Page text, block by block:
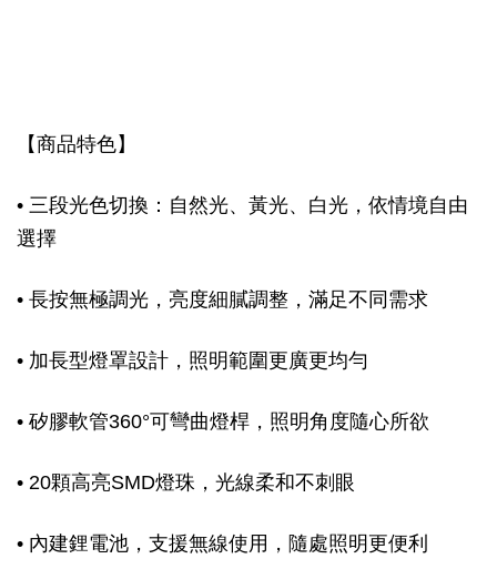
【商品特色】
• 三段光色切換：自然光、黃光、白光，依情境自由
選擇
• 長按無極調光，亮度細膩調整，滿足不同需求
• 加長型燈罩設計，照明範圍更廣更均勻
• 矽膠軟管360°可彎曲燈桿，照明角度隨心所欲
• 20顆高亮SMD燈珠，光線柔和不刺眼
• 內建鋰電池，支援無線使用，隨處照明更便利